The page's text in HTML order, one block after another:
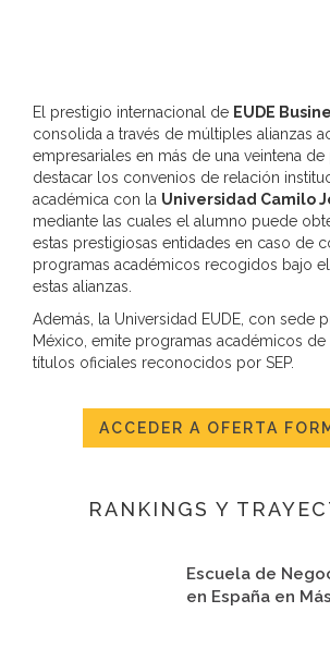
El prestigio internacional de EUDE
consolida a través de múltiples alianzas
empresariales en más de una veintena de
destacar los convenios de relación
académica con la Universidad Camilo
mediante las cuales el alumno puede
estas prestigiosas entidades en caso de
programas académicos recogidos bajo
estas alianzas.
Además, la Universidad EUDE, con sede
México, emite programas académicos
títulos oficiales reconocidos por SEP.
ACCEDER A OFERTA
RANKINGS Y
Escuela de
en España en